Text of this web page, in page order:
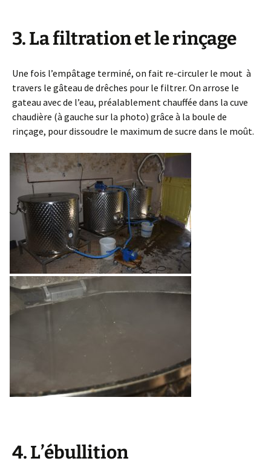
3. La filtration et le rinçage
Une fois l’empâtage terminé, on fait re-circuler le mout à
travers le gâteau de drêches pour le filtrer. On arrose le
gateau avec de l’eau, préalablement chauffée dans la cuve
chaudière (à gauche sur la photo) grâce à la boule de
rinçage, pour dissoudre le maximum de sucre dans le moût.
4. L’ébullition